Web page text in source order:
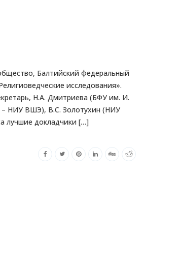
Балтийский федеральный
исследования».
Н.А. Дмитриева (БФУ им. И.
– НИУ ВШЭ), В.С. Золотухин (НИУ
лучшие докладчики […]